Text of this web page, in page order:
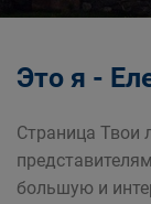
Это я -
Страница Твои
большую и